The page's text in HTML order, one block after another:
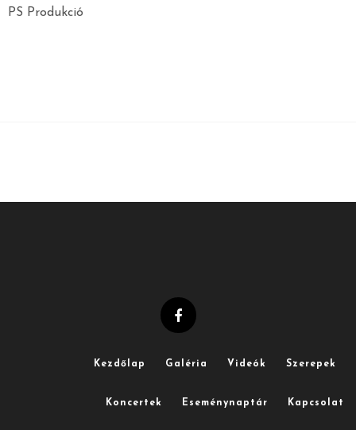
PS Produkció
Kezdőlap Galéria Videók Szerepek
Koncertek Eseménynaptár Kapcsolat